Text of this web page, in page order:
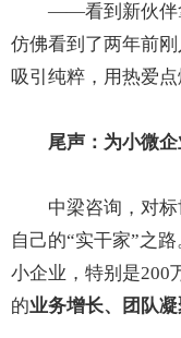
——看到新伙伴
仿佛看到了两年前
吸引纯粹，用热爱点
尾声：为小微
中梁咨询，对
自己的“实干家”之
小企业，特别是200
的业务增长、团队